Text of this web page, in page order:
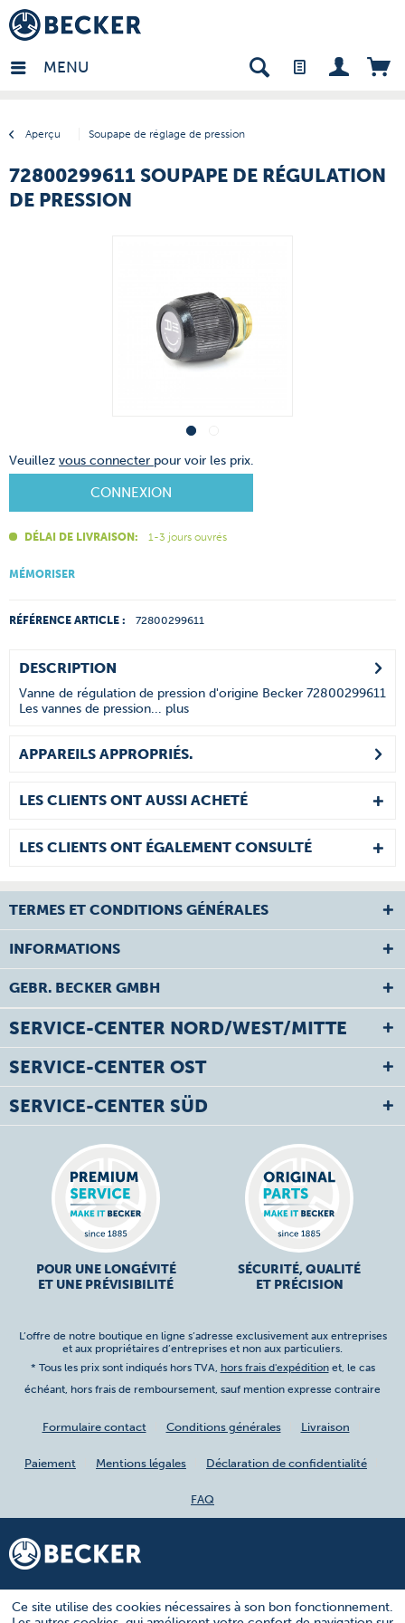
MENU
Aperçu Soupape de réglage de pression
- FR
72800299611 SOUPAPE DE RÉGULATION
DE PRESSION
Veuillez vous connecter pour voir les prix.
CONNEXION
DÉLAI DE LIVRAISON: 1-3 jours ouvrés
MÉMORISER
RÉFÉRENCE ARTICLE : 72800299611
DESCRIPTION
Vanne de régulation de pression d'origine Becker 72800299611
Les vannes de pression... plus
APPAREILS APPROPRIÉS.
LES CLIENTS ONT AUSSI ACHETÉ
LES CLIENTS ONT ÉGALEMENT CONSULTÉ
TERMES ET CONDITIONS GÉNÉRALES
INFORMATIONS
GEBR. BECKER GMBH
SERVICE-CENTER NORD/WEST/MITTE
SERVICE-CENTER OST
SERVICE-CENTER SÜD
POUR UNE LONGÉVITÉ
ET UNE PRÉVISIBILITÉ
SÉCURITÉ, QUALITÉ
ET PRÉCISION
L’offre de notre boutique en ligne s’adresse exclusivement aux entreprises
et aux propriétaires d’entreprises et non aux particuliers.
* Tous les prix sont indiqués hors TVA, hors frais d'expéditionet, le cas
échéant, hors frais de remboursement, sauf mention expresse contraire
Formulaire contact Conditions générales Livraison
Paiement Mentions légales Déclaration de confidentialité
FAQ
Ce site utilise des cookies nécessaires à son bon fonctionnement.